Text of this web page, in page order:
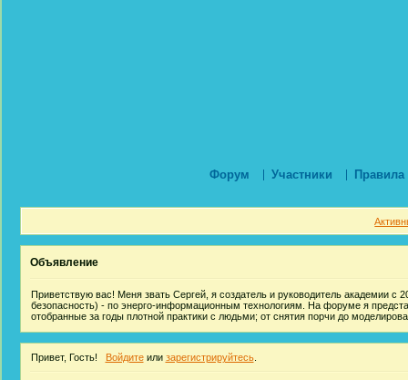
Форум Участники Правила
Объявление
Приветствую вас! Меня звать Сергей, я создатель и руководитель академии с
безопасность) - по энерго-информационным технологиям. На форуме я
отобранные за годы плотной практики с людьми; от снятия порчи до
Привет, Гость! Войдитеили зарегистрируйтесь.